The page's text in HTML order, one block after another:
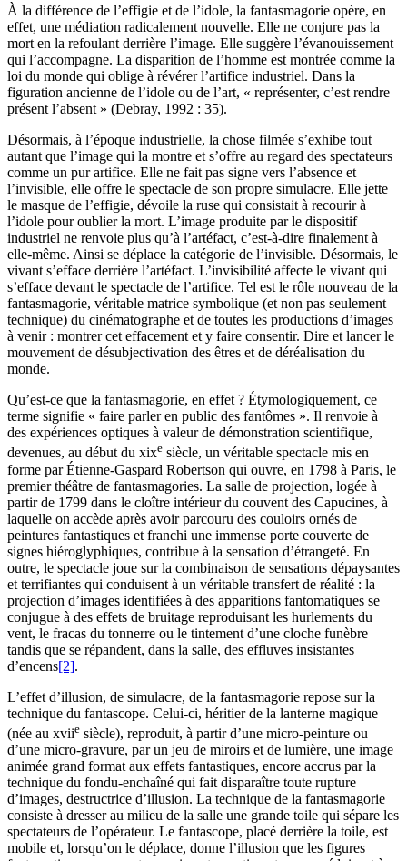
À la différence de l’effigie et de l’idole, la fantasmagorie opère, en
effet, une médiation radicalement nouvelle. Elle ne conjure pas la
mort en la refoulant derrière l’image. Elle suggère l’évanouissement
qui l’accompagne. La disparition de l’homme est montrée comme la
loi du monde qui oblige à révérer l’artifice industriel. Dans la
figuration ancienne de l’idole ou de l’art, « représenter, c’est rendre
présent l’absent » (Debray, 1992 : 35).
Désormais, à l’époque industrielle, la chose filmée s’exhibe tout
autant que l’image qui la montre et s’offre au regard des spectateurs
comme un pur artifice. Elle ne fait pas signe vers l’absence et
l’invisible, elle offre le spectacle de son propre simulacre. Elle jette
le masque de l’effigie, dévoile la ruse qui consistait à recourir à
l’idole pour oublier la mort. L’image produite par le dispositif
industriel ne renvoie plus qu’à l’artéfact, c’est-à-dire finalement à
elle-même. Ainsi se déplace la catégorie de l’invisible. Désormais, le
vivant s’efface derrière l’artéfact. L’invisibilité affecte le vivant qui
s’efface devant le spectacle de l’artifice. Tel est le rôle nouveau de la
fantasmagorie, véritable matrice symbolique (et non pas seulement
technique) du cinématographe et de toutes les productions d’images
à venir : montrer cet effacement et y faire consentir. Dire et lancer le
mouvement de désubjectivation des êtres et de déréalisation du
monde.
Qu’est-ce que la fantasmagorie, en effet ? Étymologiquement, ce
terme signifie « faire parler en public des fantômes ». Il renvoie à
des expériences optiques à valeur de démonstration scientifique,
devenues, au début du xixe siècle, un véritable spectacle mis en
forme par Étienne-Gaspard Robertson qui ouvre, en 1798 à Paris, le
premier théâtre de fantasmagories. La salle de projection, logée à
partir de 1799 dans le cloître intérieur du couvent des Capucines, à
laquelle on accède après avoir parcouru des couloirs ornés de
peintures fantastiques et franchi une immense porte couverte de
signes hiéroglyphiques, contribue à la sensation d’étrangeté. En
outre, le spectacle joue sur la combinaison de sensations dépaysantes
et terrifiantes qui conduisent à un véritable transfert de réalité : la
projection d’images identifiées à des apparitions fantomatiques se
conjugue à des effets de bruitage reproduisant les hurlements du
vent, le fracas du tonnerre ou le tintement d’une cloche funèbre
tandis que se répandent, dans la salle, des effluves insistantes
d’encens[2].
L’effet d’illusion, de simulacre, de la fantasmagorie repose sur la
technique du fantascope. Celui-ci, héritier de la lanterne magique
(née au xviie siècle), reproduit, à partir d’une micro-peinture ou
d’une micro-gravure, par un jeu de miroirs et de lumière, une image
animée grand format aux effets fantastiques, encore accrus par la
technique du fondu-enchaîné qui fait disparaître toute rupture
d’images, destructrice d’illusion. La technique de la fantasmagorie
consiste à dresser au milieu de la salle une grande toile qui sépare les
spectateurs de l’opérateur. Le fantascope, placé derrière la toile, est
mobile et, lorsqu’on le déplace, donne l’illusion que les figures